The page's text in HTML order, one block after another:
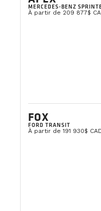
MERCEDES-BENZ
À partir de 209 877$
FOX
FORD TRANSIT
À partir de 191 930$